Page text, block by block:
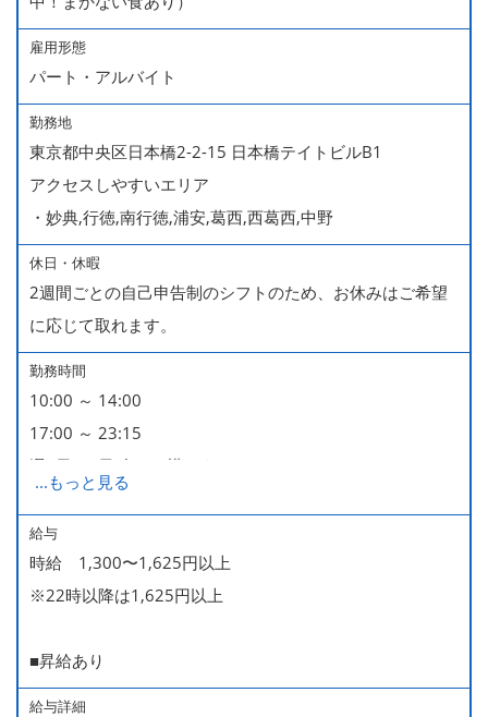
雇用形態
パート・アルバイト
勤務地
東京都中央区日本橋2-2-15 日本橋テイトビルB1
アクセスしやすいエリア
・妙典,行徳,南行徳,浦安,葛西,西葛西,中野
休日・休暇
2週間ごとの自己申告制のシフトのため、お休みはご希望
に応じて取れます。
勤務時間
10:00 ～ 14:00
17:00 ～ 23:15
週2日・1日4h～で構いません。
■時短勤務制度あり
...もっと見る
給与
時給 1,300〜1,625円以上
※22時以降は1,625円以上
■昇給あり
給与詳細